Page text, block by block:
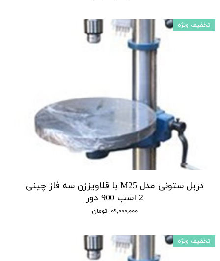
دریل ستونی مدل M25 با قلاویززن سه فاز چینی
2 اسب 900 دور
۱۰۹,۰۰۰,۰۰۰ تومان
تخفیف ویژه
تخفیف ویژه